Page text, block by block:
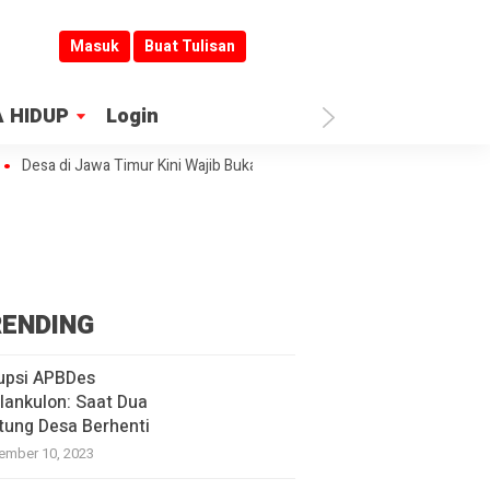
Masuk Buat Tulisan
HIDUP Login
di Jawa Timur Kini Wajib Buka Informasi
APBDes
Saat Dua
Desa Berhenti
10, 2023